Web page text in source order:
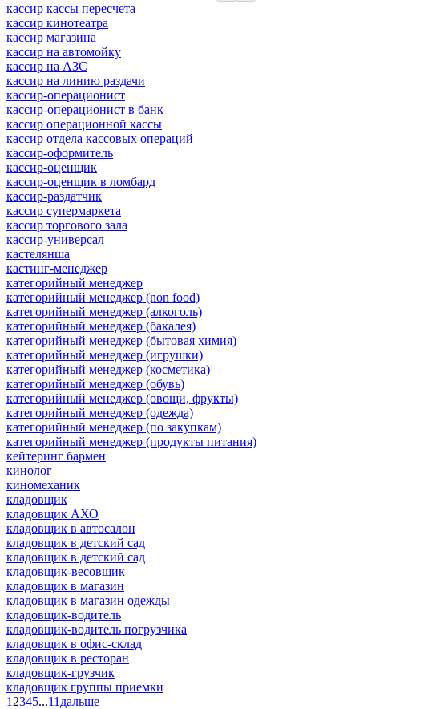
кассир кассы пересчета
кассир кинотеатра
кассир магазина
кассир на автомойку
кассир на АЗС
кассир на линию раздачи
кассир-операционист
кассир-операционист в банк
кассир операционной кассы
кассир отдела кассовых операций
кассир-оформитель
кассир-оценщик
кассир-оценщик в ломбард
кассир-раздатчик
кассир супермаркета
кассир торгового зала
кассир-универсал
кастелянша
кастинг-менеджер
категорийный менеджер
категорийный менеджер (non food)
категорийный менеджер (алкоголь)
категорийный менеджер (бакалея)
категорийный менеджер (бытовая химия)
категорийный менеджер (игрушки)
категорийный менеджер (косметика)
категорийный менеджер (обувь)
категорийный менеджер (овощи, фрукты)
категорийный менеджер (одежда)
категорийный менеджер (по закупкам)
категорийный менеджер (продукты питания)
кейтеринг бармен
кинолог
киномеханик
кладовщик
кладовщик АХО
кладовщик в автосалон
кладовщик в детский сад
кладовщик в детский сад
кладовщик-весовщик
кладовщик в магазин
кладовщик в магазин одежды
кладовщик-водитель
кладовщик-водитель погрузчика
кладовщик в офис-склад
кладовщик в ресторан
кладовщик-грузчик
кладовщик группы приемки
1 2345...11 дальше